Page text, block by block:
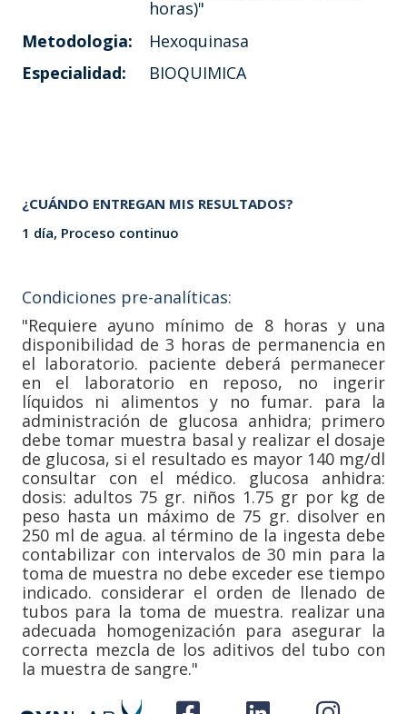
horas)"
Metodologia:
Hexoquinasa
Especialidad:
BIOQUIMICA
¿CUÁNDO ENTREGAN MIS RESULTADOS?
1 día, Proceso continuo
Condiciones pre-analíticas:
"Requiere ayuno mínimo de 8 horas y una
disponibilidad de 3 horas de permanencia en
el laboratorio. paciente deberá permanecer
en el laboratorio en reposo, no ingerir
líquidos ni alimentos y no fumar. para la
administración de glucosa anhidra; primero
debe tomar muestra basal y realizar el dosaje
de glucosa, si el resultado es mayor 140 mg/dl
consultar con el médico. glucosa anhidra:
dosis: adultos 75 gr. niños 1.75 gr por kg de
peso hasta un máximo de 75 gr. disolver en
250 ml de agua. al término de la ingesta debe
contabilizar con intervalos de 30 min para la
toma de muestra no debe exceder ese tiempo
indicado. considerar el orden de llenado de
tubos para la toma de muestra. realizar una
adecuada homogenización para asegurar la
correcta mezcla de los aditivos del tubo con
la muestra de sangre."